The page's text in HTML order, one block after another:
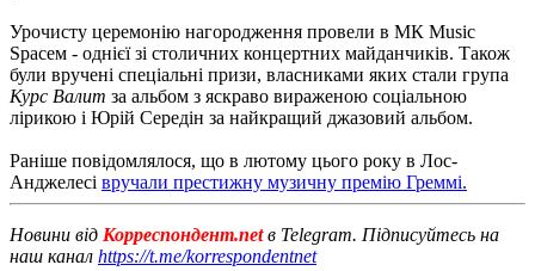
Урочисту церемонію нагородження провели в МК Music
Spaceм - однієї зі столичних концертних майданчиків. Також
були вручені спеціальні призи, власниками яких стали група
Курс Валuт за альбом з яскраво вираженою соціальною
лірикою і Юрій Середін за найкращий джазовий альбом.
Раніше повідомлялося, що в лютому цього року в Лос-
Анджелесі вручали престижну музичну премію Греммі.
Новини від Корреспондент.netв Telegram. Підписуйтесь на
наш канал https://t.me/korrespondentnet